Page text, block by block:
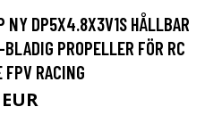
NY DP5X4.8X3V1S HÅLLBAR
PROPELLER FÖR RC
FPV RACING